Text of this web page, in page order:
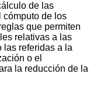
de las
cómputo de los
que permiten
relativas a las
las referidas a la
o el
la reducción de la